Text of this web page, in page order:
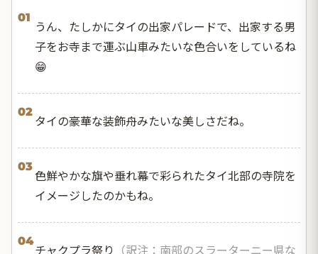
01
うん、たしかにタイの出家パレードで、出家する男
子をお寺まで運ぶ山車みたいな色合いをしているね
😁
02
タイの豪華な装飾舟みたいな美しさだね。
03
色鮮やかな旗や垂れ幕で彩られたタイ北部の寺院を
イメージしたのかもね。
04
チャクプラ祭り （訳注：南部のスラーターニー県な